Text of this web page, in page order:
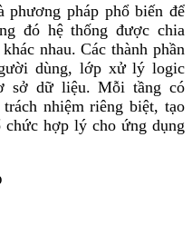
pháp phổ biến để
đó hệ thống được chia
nhau. Các thành phần
dùng, lớp xử lý logic
sở dữ liệu. Mỗi tầng có
nhiệm riêng biệt, tạo
chức hợp lý cho ứng dụng